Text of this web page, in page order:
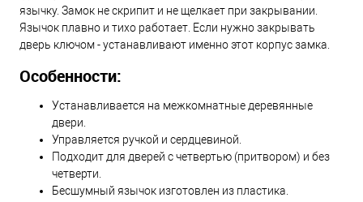
язычку. Замок не скрипит и не щелкает при закрывании.
Язычок плавно и тихо работает. Если нужно закрывать
дверь ключом - устанавливают именно этот корпус замка.
Особенности:
Устанавливается на межкомнатные деревянные
двери.
Управляется ручкой и сердцевиной.
Подходит для дверей с четвертью (притвором) и без
четверти.
Бесшумный язычок изготовлен из пластика.